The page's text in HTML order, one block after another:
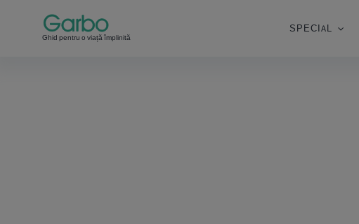
Ghid pentru o viață împlinită
SPECIAL